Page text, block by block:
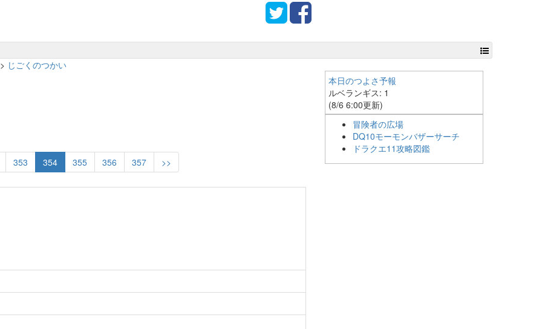
> じごくのつかい
353 354 355 356 357 >>
本日のつよさ予報
ルベランギス: 1
(8/6 6:00更新)
冒険者の広場
DQ10モーモンバザーサーチ
ドラクエ11攻略図鑑